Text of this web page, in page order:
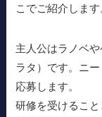
こでご紹介します
主人公はラノベ
ラタ）です。ニ
応募します。
研修を受けるこ